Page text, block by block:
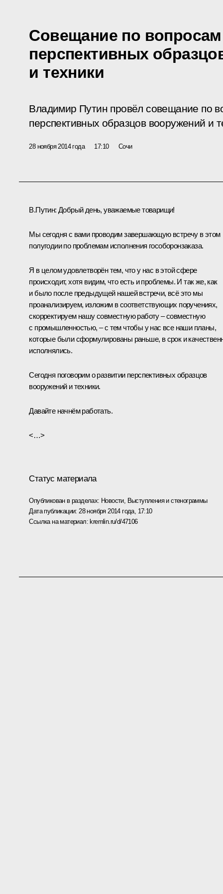
Совещание по вопросам
перспективных
и техники
Владимир Путин провёл совещание по
перспективных образцов вооружений и
28 ноября 2014 года 17:10 Сочи
В.Путин: Добрый день, уважаемые товарищи!
Мы сегодня с вами проводим завершающую встречу в этом
полугодии по проблемам исполнения гособоронзаказа.
Я в целом удовлетворён тем, что у нас в этой сфере
происходит, хотя видим, что есть и проблемы. И так же, как
и было после предыдущей нашей встречи, всё это мы
проанализируем, изложим в соответствующих поручениях,
скорректируем нашу совместную работу – совместную
с промышленностью, – с тем чтобы у нас все наши планы,
которые были сформулированы раньше, в срок и
исполнялись.
Сегодня поговорим о развитии перспективных образцов
вооружений и техники.
Давайте начнём работать.
<…>
Статус материала
Опубликован в разделах: Новости, Выступления и стенограммы
Дата публикации: 28 ноября 2014 года, 17:10
Ссылка на материал: kremlin.ru/d/47106